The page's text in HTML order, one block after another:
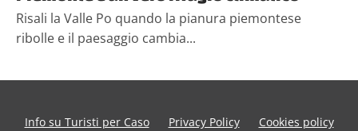
Risali la Valle Po quando la pianura piemontese
ribolle e il paesaggio cambia...
Info su Turisti per Caso Privacy Policy Cookies policy